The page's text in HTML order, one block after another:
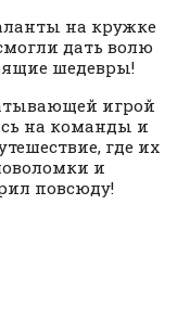
на кружке
дать волю
шедевры!
игрой
на команды и
где их
и
повсюду!